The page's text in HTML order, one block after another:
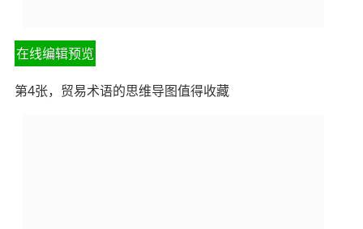
在线编辑预览
第4张，贸易术语的思维导图值得收藏